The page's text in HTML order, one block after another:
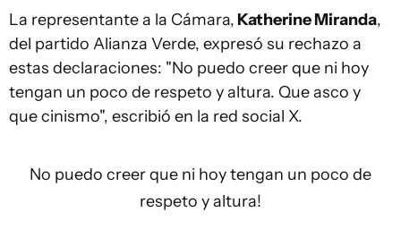
La representante a la Cámara, Katherine Miranda,
del partido Alianza Verde, expresó su rechazo a
estas declaraciones: "No puedo creer que ni hoy
tengan un poco de respeto y altura. Que asco y
que cinismo", escribió en la red social X.
No puedo creer que ni hoy tengan un poco de
respeto y altura!